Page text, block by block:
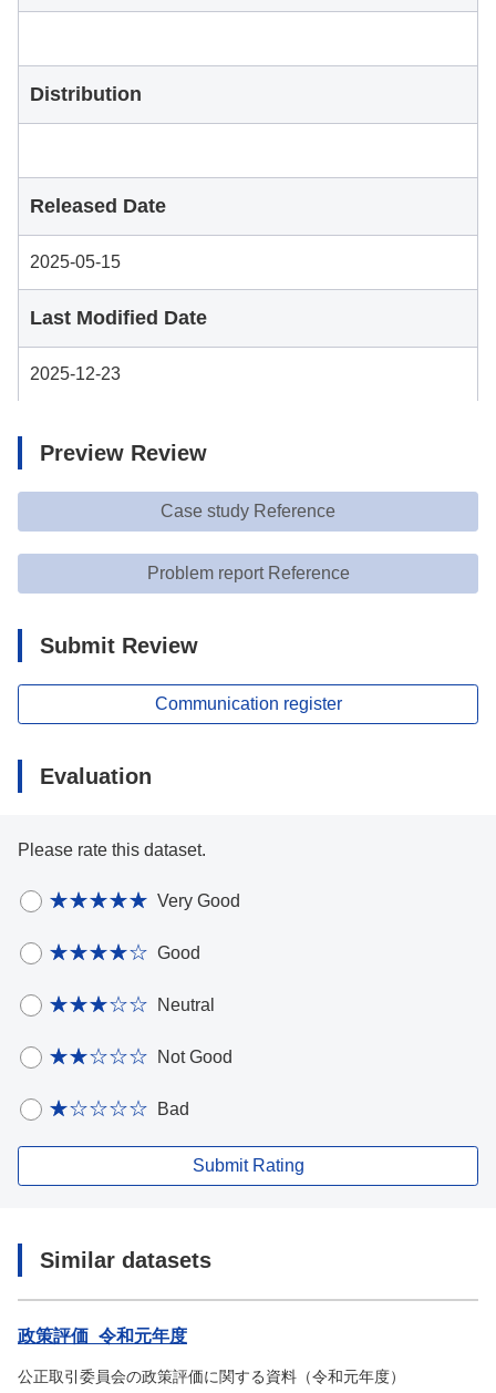
Distribution
Released Date
2025-05-15
Last Modified Date
2025-12-23
Preview Review
Case study Reference
Problem report Reference
Submit Review
Communication register
Evaluation
Please rate this dataset.
Very Good
Good
Neutral
Not Good
Bad
Submit Rating
Similar datasets
政策評価_令和元年度
公正取引委員会の政策評価に関する資料（令和元年度）